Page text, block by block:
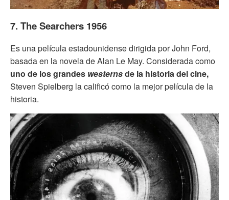
7. The Searchers 1956
Es una película estadounidense dirigida por John Ford,
basada en la novela de Alan Le May. Considerada como
uno de los grandes westernsde la historia del cine,
Steven Spielberg la calificó como la mejor película de la
historia.